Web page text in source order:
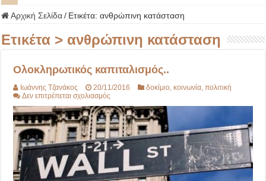
Αρχική Σελίδα / Ετικέτα:ανθρώπινη κατάσταση
Ετικέτα > ανθρώπινη κατάσταση
Ολοκληρωτικός καπιταλισμός..
Ιωάννης Τζανάκος 20/11/2016 δοκίμιο ,κοινωνία ,πολιτική
Δεν επιτρέπεται σχολιασμός
καπιταλισμός..